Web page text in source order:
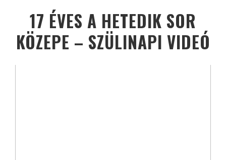
17 ÉVES A HETEDIK SOR
KÖZEPE – SZÜLINAPI VIDEÓ